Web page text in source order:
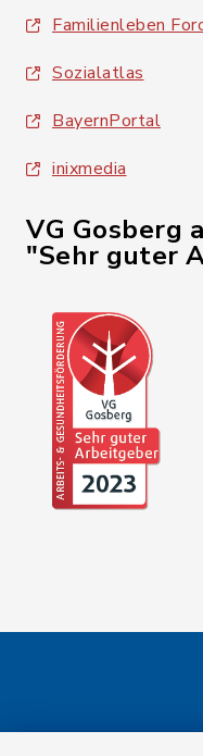
Familienleben
Sozialatlas
BayernPortal
inixmedia
VG Gosberg
"Sehr guter